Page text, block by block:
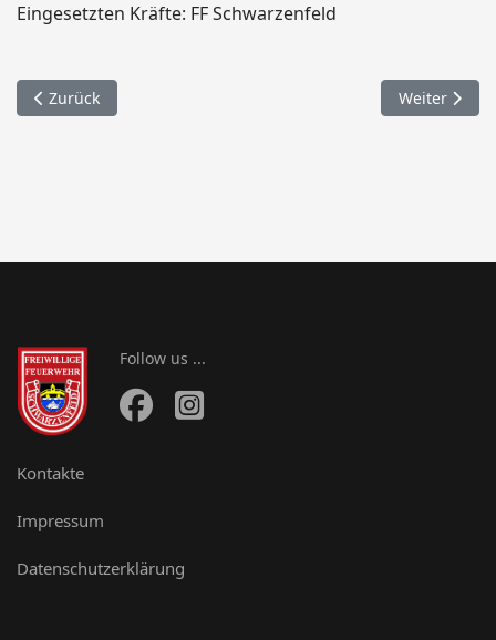
Eingesetzten Kräfte: FF Schwarzenfeld
Vorheriger Beitrag: 058. Personenrettung über Drehleiter /
Zurück Nächster
Weiter
Follow us ...
Kontakte
Impressum
Datenschutzerklärung